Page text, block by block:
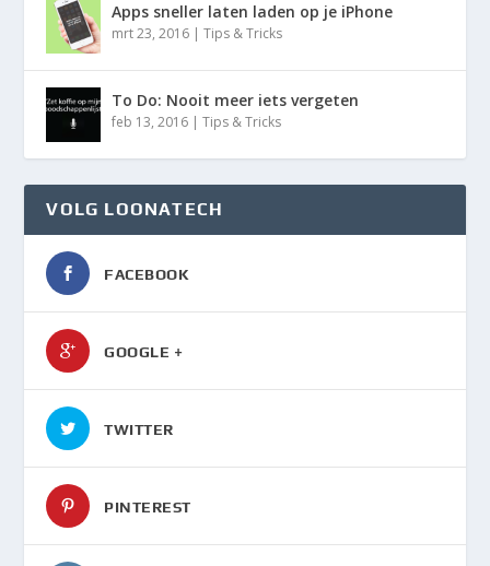
Apps sneller laten laden op je iPhone
mrt 23, 2016 |Tips & Tricks
To Do: Nooit meer iets vergeten
feb 13, 2016 |Tips & Tricks
VOLG LOONATECH
FACEBOOK
GOOGLE +
TWITTER
PINTEREST